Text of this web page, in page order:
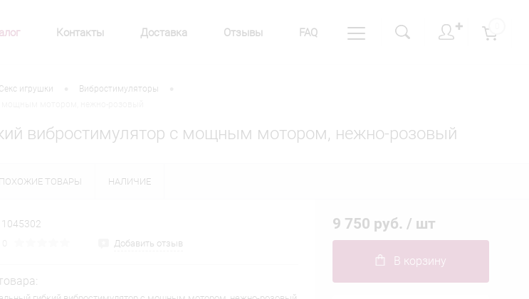
Контакты Доставка Отзывы FAQ
✚
Секс игрушки Вибростимуляторы
вибростимулятор с мощным мотором, нежно-розовый
ПОХОЖИЕ ТОВАРЫ НАЛИЧИЕ
1045302
Добавить отзыв
9 750 руб. / шт
В корзину